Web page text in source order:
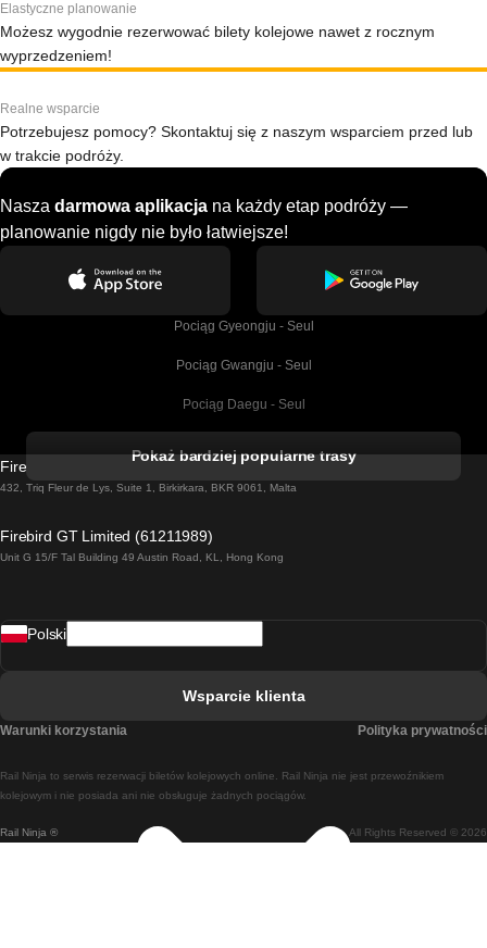
Elastyczne planowanie
Możesz wygodnie rezerwować bilety kolejowe nawet z rocznym
wyprzedzeniem!
Realne wsparcie
Potrzebujesz pomocy? Skontaktuj się z naszym wsparciem przed lub
w trakcie podróży.
Nasza darmowa aplikacja na każdy etap podróży —
planowanie nigdy nie było łatwiejsze!
Pociąg Gyeongju - Seul
Pociąg Gwangju - Seul
Pociąg Daegu - Seul
Pociąg Dublin - Galway
Pociąg Rzym - Neapol
Pociąg Madryt - Lizbona
Pociąg Madryt - Barcelona
Pokaż bardziej popularne trasy
Firebird GT Limited (OC 1451)
432, Triq Fleur de Lys, Suite 1, Birkirkara, BKR 9061, Malta
Firebird GT Limited (61211989)
Unit G 15/F Tal Building 49 Austin Road, KL, Hong Kong
Rail Ninja ® All Rights Reserved © 2026
Rail Ninja to serwis rezerwacji biletów kolejowych online. Rail Ninja nie jest przewoźnikiem
kolejowym i nie posiada ani nie obsługuje żadnych pociągów.
Polski
Wsparcie klienta
Warunki korzystania Polityka prywatności